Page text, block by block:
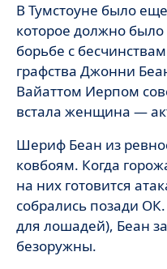
В Тумстоуне было
которое должно
борьбе с
графства Джонни
Вайаттом Иерпом
встала женщина —
Шериф Беан из
ковбоям. Когда
на них готовится
собрались позади
для лошадей), Беан
безоружны.